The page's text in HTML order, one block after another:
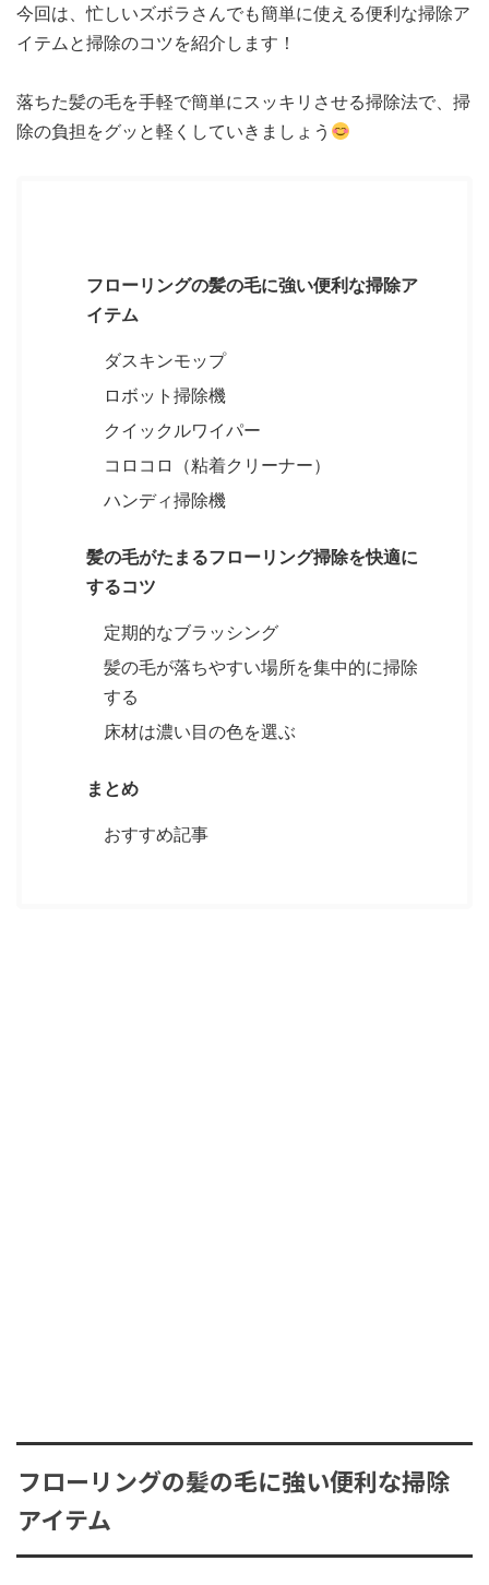
今回は、忙しいズボラさんでも簡単に使える便利な掃除ア
イテムと掃除のコツを紹介します！
落ちた髪の毛を手軽で簡単にスッキリさせる掃除法で、掃
除の負担をグッと軽くしていきましょう
フローリングの髪の毛に強い便利な掃除ア
イテム
ダスキンモップ
ロボット掃除機
クイックルワイパー
コロコロ（粘着クリーナー）
ハンディ掃除機
髪の毛がたまるフローリング掃除を快適に
するコツ
定期的なブラッシング
髪の毛が落ちやすい場所を集中的に掃除
する
床材は濃い目の色を選ぶ
まとめ
おすすめ記事
フローリングの髪の毛に強い便利な掃除
アイテム